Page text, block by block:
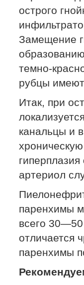
острого
Замещение
темно-
рубцы
Итак, при
канальцы и
артериол
паренхимы
всего
отличается
паренхимы